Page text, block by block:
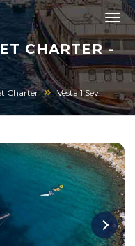
CHARTER -
Charter Vesta 1 Sevil